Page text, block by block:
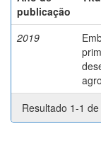
publicação
2019
Resultado 1-1 de